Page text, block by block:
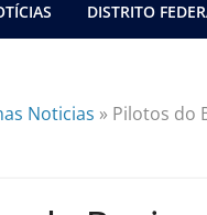
DISTRITO
Noticias » Pilotos do